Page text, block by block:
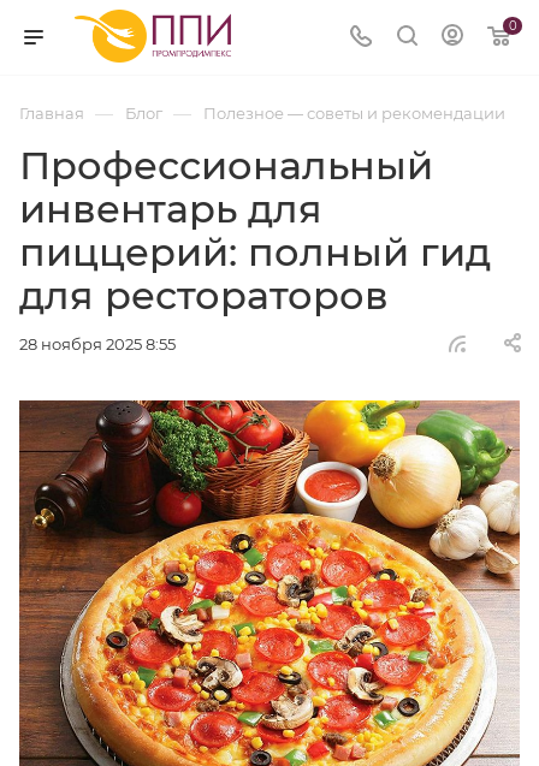
0
Главная — Блог — Полезное — советы и рекомендации
Профессиональный
инвентарь для
пиццерий: полный гид
для рестораторов
28 ноября 2025 8:55